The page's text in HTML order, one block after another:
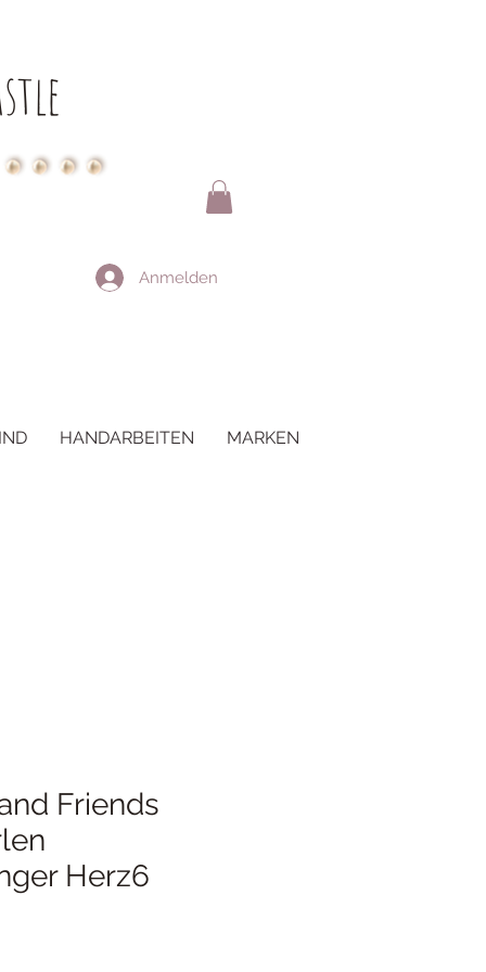
Anmelden
HANDARBEITEN MARKEN
Friends
Herz6